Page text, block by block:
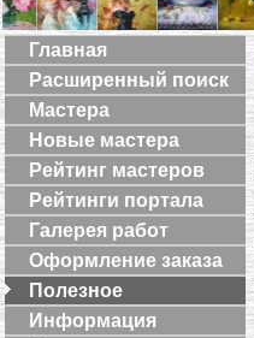
Главная
Расширенный поиск
Мастера
Новые мастера
Рейтинг мастеров
Рейтинги портала
Галерея работ
Оформление заказа
Полезное
Информация